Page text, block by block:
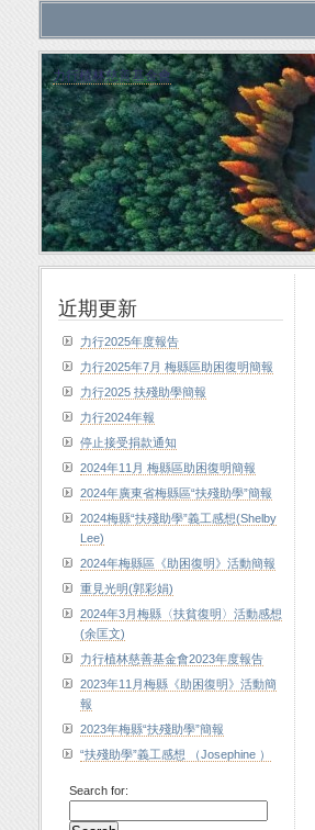
力行植林慈善基金會
近期更新
力行2025年度報告
力行2025年7月 梅縣區助困復明簡報
力行2025 扶殘助學簡報
力行2024年報
停止接受捐款通知
2024年11月 梅縣區助困復明簡報
2024年廣東省梅縣區“扶殘助學”簡報
2024梅縣“扶殘助學”義工感想(Shelby
Lee)
2024年梅縣區《助困復明》活動簡報
重見光明(郭彩娟)
2024年3月梅縣〈扶貧復明〉活動感想
(余匡文)
力行植林慈善基金會2023年度報告
2023年11月梅縣《助困復明》活動簡
報
2023年梅縣“扶殘助學”簡報
“扶殘助學”義工感想 （Josephine ）
Search for: